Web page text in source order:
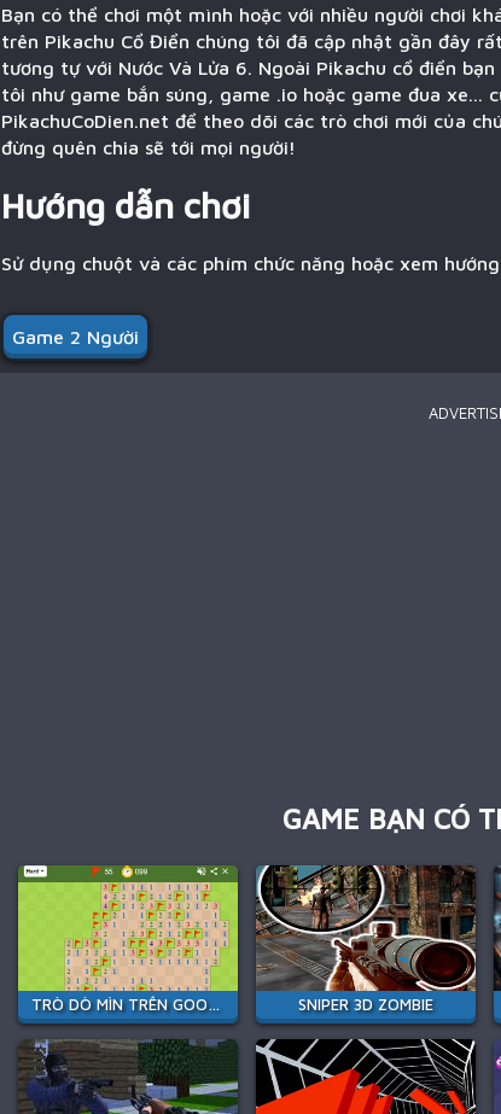
Bạn có thể chơi một mình hoặc với nhiều người chơi
trên Pikachu Cổ Điển chúng tôi đã cập nhật gần đây
tương tự với Nước Và Lửa 6. Ngoài Pikachu cổ điển
tôi như game bắn súng, game .io hoặc game đua
PikachuCoDien.net để theo dõi các trò chơi mới của
đừng quên chia sẽ tới mọi người!
Hướng dẫn chơi
Sử dụng chuột và các phím chức năng hoặc xem
Game 2 Người
GAME BẠN CÓ
TRÒ DÒ MÌN TRÊN GOOGLE SNIPER 3D ZOMBIE